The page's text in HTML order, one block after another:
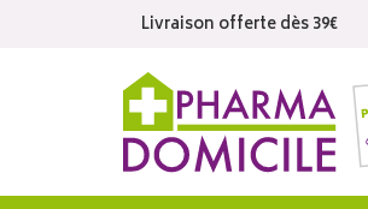
Livraison offerte dès 39€